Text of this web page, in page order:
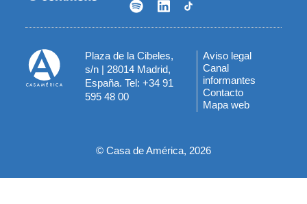
Plaza de la Cibeles,
s/n | 28014 Madrid,
España. Tel: +34 91
595 48 00
Menú
del
pie
Aviso legal
Canal
informantes
Contacto
Mapa web
© Casa de América, 2026